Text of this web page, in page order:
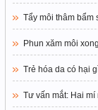
Tẩy môi thâm bẩm
Phun xăm môi
Trẻ hóa da có hại
Tư vấn mắt: Hai mí